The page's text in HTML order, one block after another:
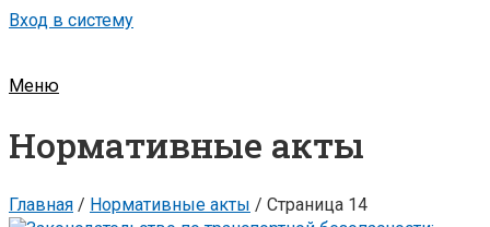
Вход в систему
Меню
Нормативные акты
Главная / Нормативные акты / Страница 14